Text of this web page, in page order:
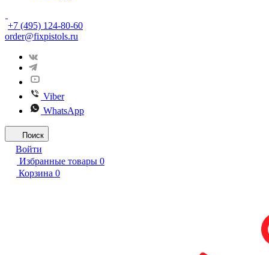
+7 (495) 124-80-60
order@fixpistols.ru
Viber
WhatsApp
Поиск
Войти
Избранные товары 0
Корзина 0